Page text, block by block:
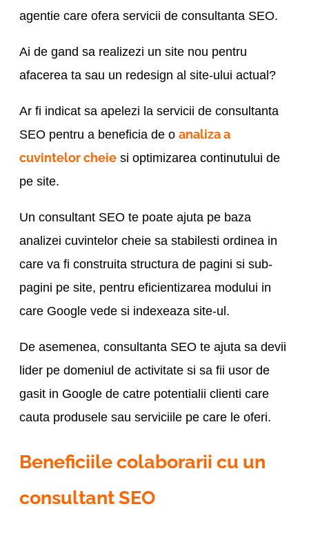
agentie care ofera servicii de consultanta SEO.
Ai de gand sa realizezi un site nou pentru
afacerea ta sau un redesign al site-ului actual?
Ar fi indicat sa apelezi la servicii de consultanta
SEO pentru a beneficia de oanaliza a
cuvintelor cheie si optimizarea continutului de
pe site.
Un consultant SEO te poate ajuta pe baza
analizei cuvintelor cheie sa stabilesti ordinea in
care va fi construita structura de pagini si sub-
pagini pe site, pentru eficientizarea modului in
care Google vede si indexeaza site-ul.
De asemenea, consultanta SEO te ajuta sa devii
lider pe domeniul de activitate si sa fii usor de
gasit in Google de catre potentialii clienti care
cauta produsele sau serviciile pe care le oferi.
Beneficiile colaborarii cu un
consultant SEO